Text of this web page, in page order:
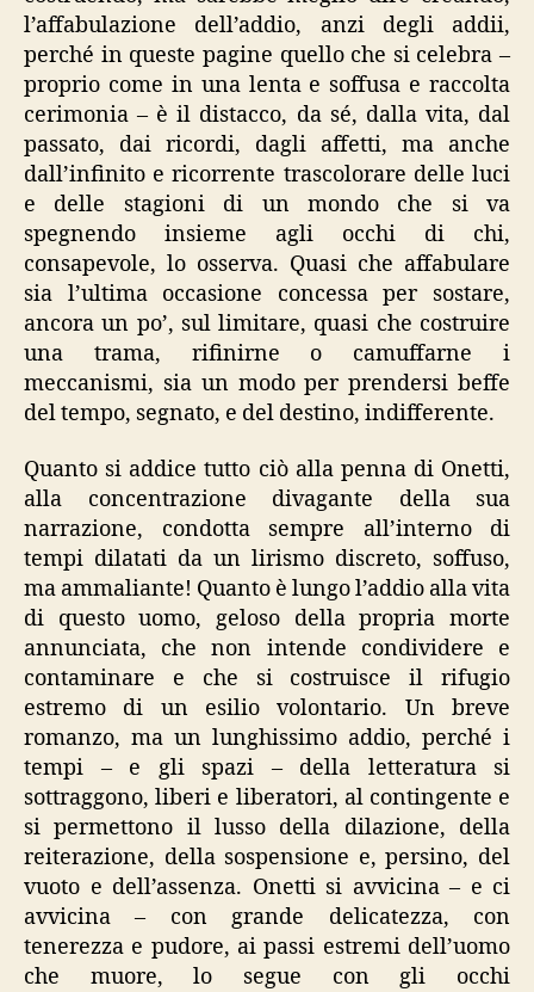
l’affabulazione dell’addio, anzi degli addii,
perché in queste pagine quello che si celebra –
proprio come in una lenta e soffusa e raccolta
cerimonia – è il distacco, da sé, dalla vita, dal
passato, dai ricordi, dagli affetti, ma anche
dall’infinito e ricorrente trascolorare delle luci
e delle stagioni di un mondo che si va
spegnendo insieme agli occhi di chi,
consapevole, lo osserva. Quasi che affabulare
sia l’ultima occasione concessa per sostare,
ancora un po’, sul limitare, quasi che costruire
una trama, rifinirne o camuffarne i
meccanismi, sia un modo per prendersi beffe
del tempo, segnato, e del destino, indifferente.
Quanto si addice tutto ciò alla penna di Onetti,
alla concentrazione divagante della sua
narrazione, condotta sempre all’interno di
tempi dilatati da un lirismo discreto, soffuso,
ma ammaliante! Quanto è lungo l’addio alla vita
di questo uomo, geloso della propria morte
annunciata, che non intende condividere e
contaminare e che si costruisce il rifugio
estremo di un esilio volontario. Un breve
romanzo, ma un lunghissimo addio, perché i
tempi – e gli spazi – della letteratura si
sottraggono, liberi e liberatori, al contingente e
si permettono il lusso della dilazione, della
reiterazione, della sospensione e, persino, del
vuoto e dell’assenza. Onetti si avvicina – e ci
avvicina – con grande delicatezza, con
tenerezza e pudore, ai passi estremi dell’uomo
che muore, lo segue con gli occhi